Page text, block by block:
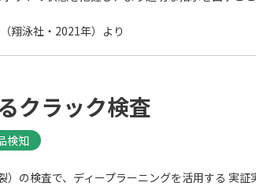
翔泳社・2021年）より
クラック検査
検知
の検査で、ディープラーニングを活用する 実証